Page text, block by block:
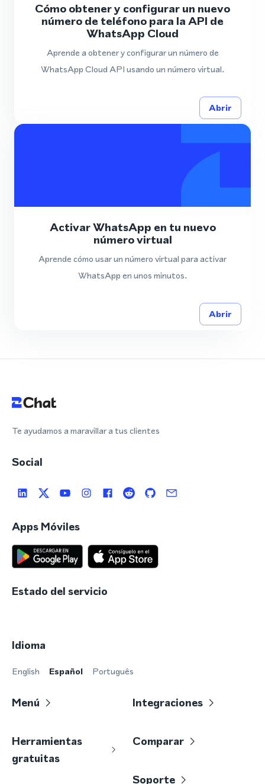
Cómo obtener y configurar un nuevo
número de teléfono para la API de
WhatsApp Cloud
Aprende a obtener y configurar un número de
WhatsApp Cloud API usando un número virtual.
Abrir
Activar WhatsApp en tu nuevo
número virtual
Aprende cómo usar un número virtual para activar
WhatsApp en unos minutos.
Abrir
Te ayudamos a maravillar a tus clientes
Social
Apps Móviles
Estado del servicio
Idioma
English Español Português
Menú Integraciones
Herramientas
gratuitas
Comparar
Soporte